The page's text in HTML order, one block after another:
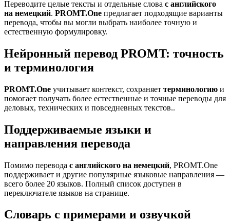
Переводите целые тексты и отдельные слова с английского
на немецкий. PROMT.One предлагает подходящие варианты
перевода, чтобы вы могли выбрать наиболее точную и
естественную формулировку.
Нейронный перевод PROMT: точность
и терминология
PROMT.One учитывает контекст, сохраняет терминологию и
помогает получать более естественные и точные переводы для
деловых, технических и повседневных текстов..
Поддерживаемые языки и
направления перевода
Помимо перевода с английского на немецкий, PROMT.One
поддерживает и другие популярные языковые направления —
всего более 20 языков. Полный список доступен в
переключателе языков на странице.
Словарь с примерами и озвучкой